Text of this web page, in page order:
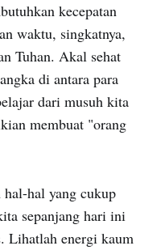
kecepatan
waktu, singkatnya,
Tuhan. Akal sehat
di antara para
dari musuh kita
membuat "orang
hal yang cukup
sepanjang hari ini
Lihatlah energi kaum